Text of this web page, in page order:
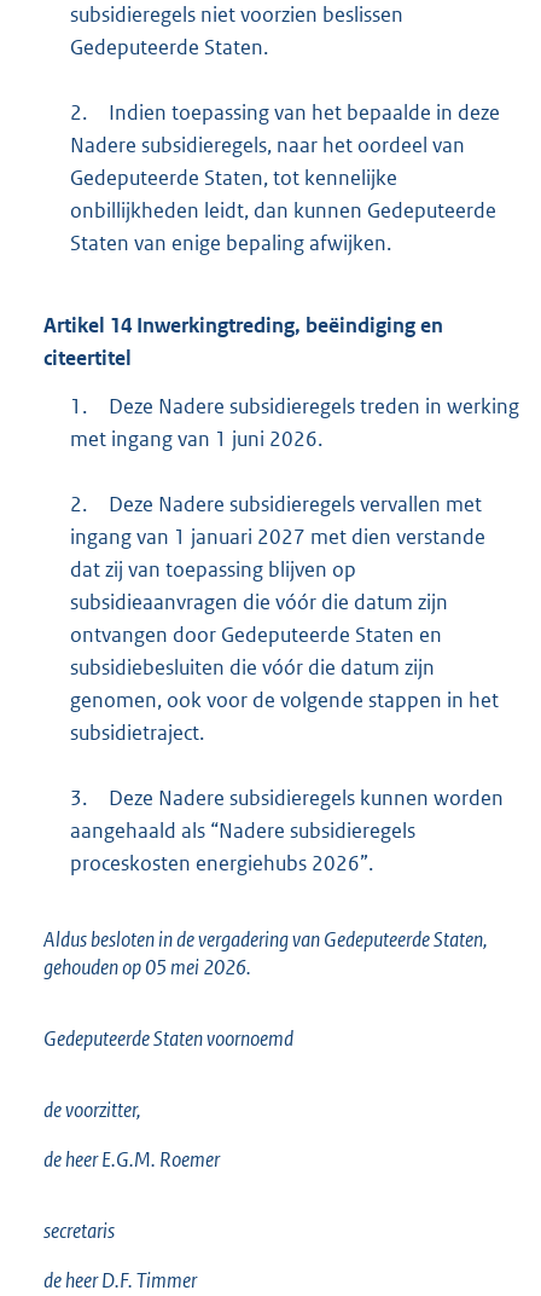
subsidieregels niet voorzien beslissen
Gedeputeerde Staten.
2.
Indien toepassing van het bepaalde in deze
Nadere subsidieregels, naar het oordeel van
Gedeputeerde Staten, tot kennelijke
onbillijkheden leidt, dan kunnen Gedeputeerde
Staten van enige bepaling afwijken.
Artikel 14 Inwerkingtreding, beëindiging en
citeertitel
1.
Deze Nadere subsidieregels treden in werking
met ingang van 1 juni 2026.
2.
Deze Nadere subsidieregels vervallen met
ingang van 1 januari 2027 met dien verstande
dat zij van toepassing blijven op
subsidieaanvragen die vóór die datum zijn
ontvangen door Gedeputeerde Staten en
subsidiebesluiten die vóór die datum zijn
genomen, ook voor de volgende stappen in het
subsidietraject.
3.
Deze Nadere subsidieregels kunnen worden
aangehaald als “Nadere subsidieregels
proceskosten energiehubs 2026”.
Aldus besloten in de vergadering van Gedeputeerde Staten,
gehouden op 05 mei 2026.
Gedeputeerde Staten voornoemd
de voorzitter,
de heer E.G.M. Roemer
secretaris
de heer D.F. Timmer